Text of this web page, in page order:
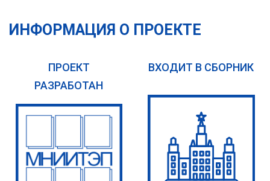
ИНФОРМАЦИЯ О ПРОЕКТЕ
ПРОЕКТ
РАЗРАБОТАН
ВХОДИТ В СБОРНИК